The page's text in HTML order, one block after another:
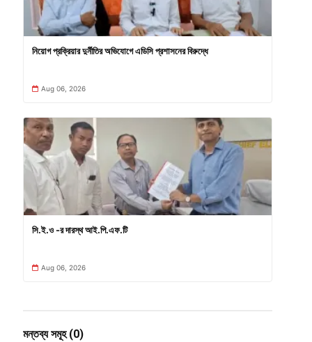
নিয়োগ প্রক্রিয়ার দুর্নীতির অভিযোগে এডিসি প্রশাসনের বিরুদ্ধে
Aug 06, 2026
সি.ই.ও -র দারস্থ আই.পি.এফ.টি
Aug 06, 2026
মন্তব্য সমূহ (0)